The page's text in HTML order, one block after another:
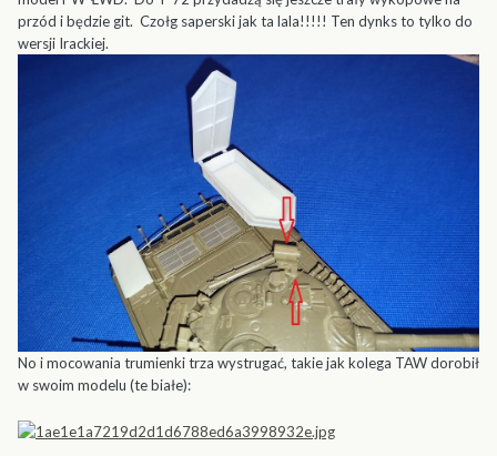
przód i będzie git. Czołg saperski jak ta lala!!!!! Ten dynks to tylko do
wersji Irackiej.
No i mocowania trumienki trza wystrugać, takie jak kolega TAW dorobił
w swoim modelu (te białe):